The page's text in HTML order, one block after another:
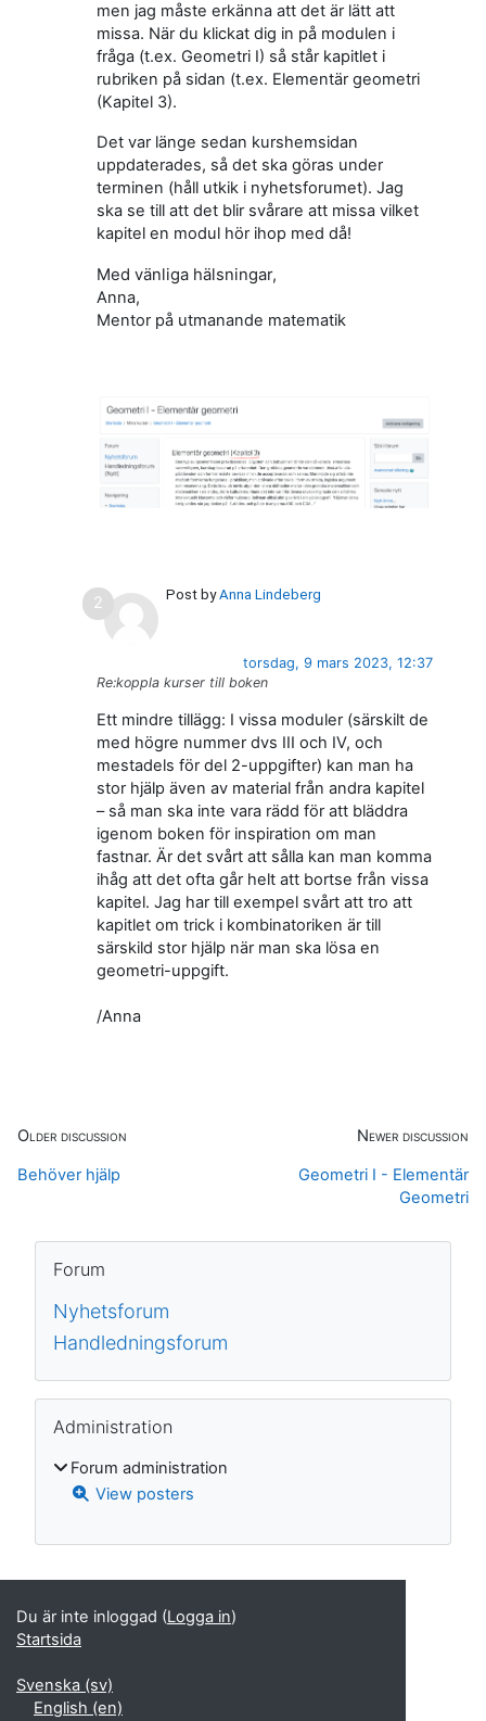
men jag måste erkänna att det är lätt att
missa. När du klickat dig in på modulen i
fråga (t.ex. Geometri I) så står kapitlet i
rubriken på sidan (t.ex. Elementär geometri
(Kapitel 3).
Det var länge sedan kurshemsidan
uppdaterades, så det ska göras under
terminen (håll utkik i nyhetsforumet). Jag
ska se till att det blir svårare att missa vilket
kapitel en modul hör ihop med då!
Med vänliga hälsningar,
Anna,
Mentor på utmanande matematik
Post byAnna Lindeberg
torsdag, 9 mars 2023, 12:37
Re:koppla kurser till boken
Ett mindre tillägg: I vissa moduler (särskilt de
med högre nummer dvs III och IV, och
mestadels för del 2-uppgifter) kan man ha
stor hjälp även av material från andra kapitel
– så man ska inte vara rädd för att bläddra
igenom boken för inspiration om man
fastnar. Är det svårt att sålla kan man komma
ihåg att det ofta går helt att bortse från vissa
kapitel. Jag har till exempel svårt att tro att
kapitlet om trick i kombinatoriken är till
särskild stor hjälp när man ska lösa en
geometri-uppgift.
/Anna
Older discussion
Behöver hjälp
Newer discussion
Geometri I - Elementär
Geometri
Block
Forum
Nyhetsforum
Handledningsforum
Administration
Forum administration
View posters
Kompletterande block
Du är inte inloggad (Logga in)
Startsida
Svenska ‎(sv)‎
English ‎(en)‎